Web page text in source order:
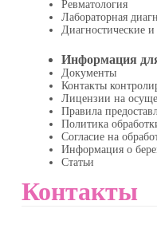
Ревматология
Лабораторная
Диагностические
Информация
Документы
Контакты
Лицензии на
Правила
Политика
Согласие на
Информация о
Статьи
Контакты